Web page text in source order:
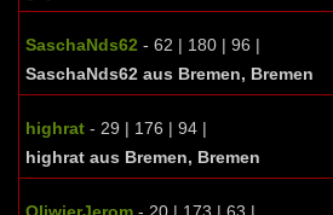
SaschaNds62 - 62 | 180 | 96 |
SaschaNds62 aus Bremen, Bremen
highrat - 29 | 176 | 94 |
highrat aus Bremen, Bremen